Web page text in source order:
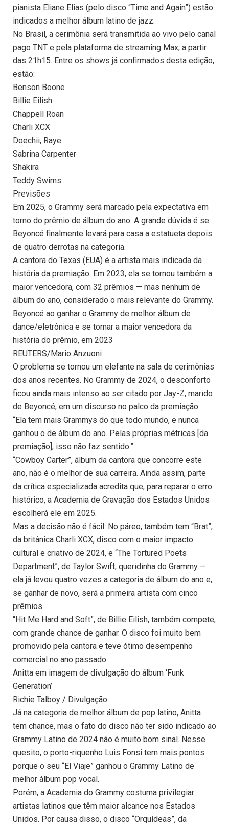
pianista Eliane Elias (pelo disco “Time and Again”) estão
indicados a melhor álbum latino de jazz.
No Brasil, a cerimônia será transmitida ao vivo pelo canal
pago TNT e pela plataforma de streaming Max, a partir
das 21h15. Entre os shows já confirmados desta edição,
estão:
Benson Boone
Billie Eilish
Chappell Roan
Charli XCX
Doechii, Raye
Sabrina Carpenter
Shakira
Teddy Swims
Previsões
Em 2025, o Grammy será marcado pela expectativa em
torno do prêmio de álbum do ano. A grande dúvida é se
Beyoncé finalmente levará para casa a estatueta depois
de quatro derrotas na categoria.
A cantora do Texas (EUA) é a artista mais indicada da
história da premiação. Em 2023, ela se tornou também a
maior vencedora, com 32 prêmios — mas nenhum de
álbum do ano, considerado o mais relevante do Grammy.
Beyoncé ao ganhar o Grammy de melhor álbum de
dance/eletrônica e se tornar a maior vencedora da
história do prêmio, em 2023
REUTERS/Mario Anzuoni
O problema se tornou um elefante na sala de cerimônias
dos anos recentes. No Grammy de 2024, o desconforto
ficou ainda mais intenso ao ser citado por Jay-Z, marido
de Beyoncé, em um discurso no palco da premiação:
“Ela tem mais Grammys do que todo mundo, e nunca
ganhou o de álbum do ano. Pelas próprias métricas [da
premiação], isso não faz sentido.”
“Cowboy Carter”, álbum da cantora que concorre este
ano, não é o melhor de sua carreira. Ainda assim, parte
da crítica especializada acredita que, para reparar o erro
histórico, a Academia de Gravação dos Estados Unidos
escolherá ele em 2025.
Mas a decisão não é fácil. No páreo, também tem “Brat”,
da britânica Charli XCX, disco com o maior impacto
cultural e criativo de 2024, e “The Tortured Poets
Department”, de Taylor Swift, queridinha do Grammy —
ela já levou quatro vezes a categoria de álbum do ano e,
se ganhar de novo, será a primeira artista com cinco
prêmios.
“Hit Me Hard and Soft”, de Billie Eilish, também compete,
com grande chance de ganhar. O disco foi muito bem
promovido pela cantora e teve ótimo desempenho
comercial no ano passado.
Anitta em imagem de divulgação do álbum ‘Funk
Generation’
Richie Talboy / Divulgação
Já na categoria de melhor álbum de pop latino, Anitta
tem chance, mas o fato do disco não ter sido indicado ao
Grammy Latino de 2024 não é muito bom sinal. Nesse
quesito, o porto-riquenho Luis Fonsi tem mais pontos
porque o seu “El Viaje” ganhou o Grammy Latino de
melhor álbum pop vocal.
Porém, a Academia do Grammy costuma privilegiar
artistas latinos que têm maior alcance nos Estados
Unidos. Por causa disso, o disco “Orquídeas”, da